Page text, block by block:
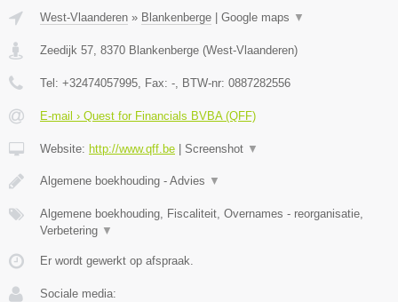
West-Vlaanderen » Blankenberge Google maps ▼
Zeedijk 57, 8370 Blankenberge (West-Vlaanderen)
Tel: +32474057995, Fax: -, BTW-nr: 0887282556
E-mail › Quest for Financials BVBA (QFF)
Website: http://www.qff.be Screenshot ▼
Algemene boekhouding - Advies ▼
Algemene boekhouding, Fiscaliteit, Overnames - reorganisatie,
Verbetering ▼
Er wordt gewerkt op afspraak.
Sociale media: